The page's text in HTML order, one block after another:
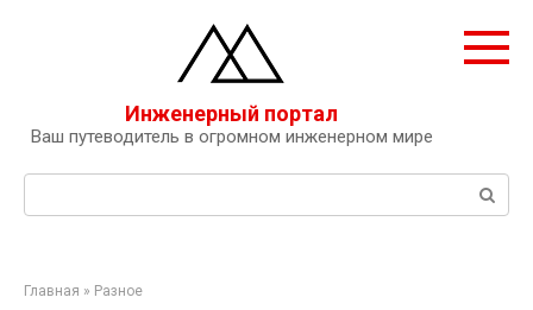
Инженерный портал
Ваш путеводитель в огромном инженерном мире
Поиск:
Главная » Разное